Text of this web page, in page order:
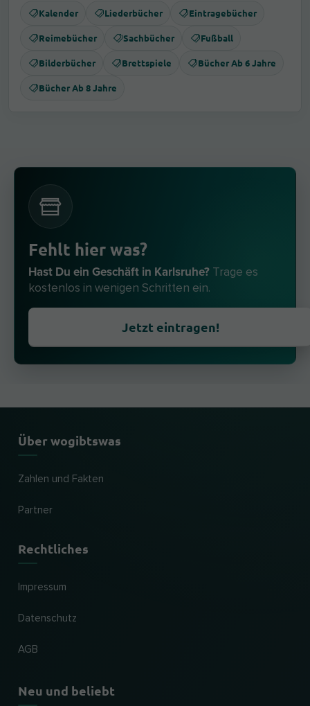
Kalender Liederbücher Eintragebücher
Reimebücher Sachbücher Fußball
Bilderbücher Brettspiele Bücher Ab 6 Jahre
Bücher Ab 8 Jahre
Fehlt hier was?
Hast Du ein Geschäft in Karlsruhe? Trage es
kostenlos in wenigen Schritten ein.
Jetzt eintragen!
Über wogibtswas
Zahlen und Fakten
Partner
Rechtliches
Impressum
Datenschutz
AGB
Neu und beliebt